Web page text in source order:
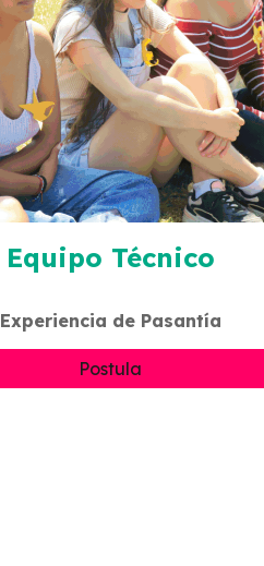
Equipo Técnico
Experiencia de Pasantía
Postula